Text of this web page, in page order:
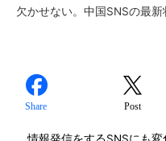
欠かせない。中国SNSの最新
Share Post